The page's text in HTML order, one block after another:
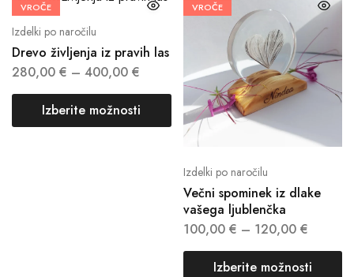
VROČE
Izdelki po naročilu
Drevo življenja iz pravih las
280,00 € – 400,00 €
Izberite možnosti
VROČE
Izdelki po naročilu
Večni spominek iz dlake
vašega ljublenčka
100,00 € – 120,00 €
Izberite možnosti